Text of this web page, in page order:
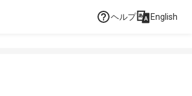
ヘルプ English